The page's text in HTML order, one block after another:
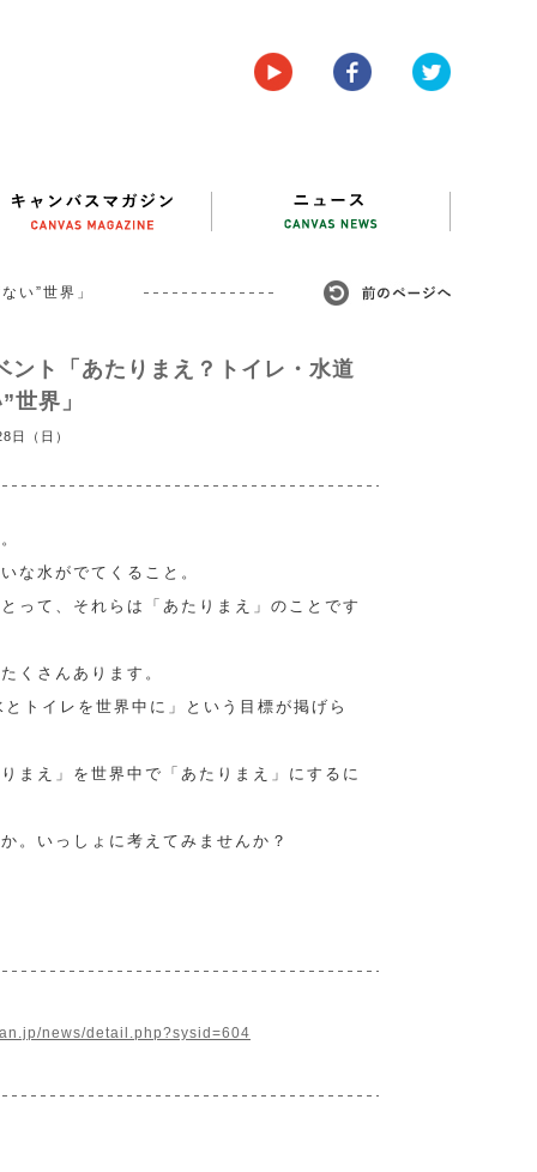
い”世界」
ント「あたりまえ？トイレ・水道
世界」
日（日）
な水がでてくること。
って、それらは「あたりまえ」のことです
くさんあります。
トイレを世界中に」という目標が掲げら
まえ」を世界中で「あたりまえ」にするに
。いっしょに考えてみませんか？
news/detail.php?sysid=604